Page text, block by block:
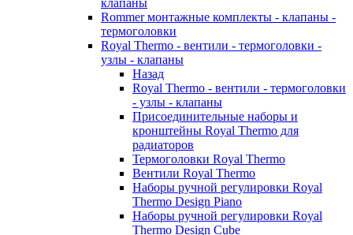
клапаны
Rommer монтажные комплекты - клапаны -
термоголовки
Royal Thermo - вентили - термоголовки -
узлы - клапаны
Назад
Royal Thermo - вентили - термоголовки
- узлы - клапаны
Присоединительные наборы и
кронштейны Royal Thermo для
радиаторов
Термоголовки Royal Thermo
Вентили Royal Thermo
Наборы ручной регулировки Royal
Thermo Design Piano
Наборы ручной регулировки Royal
Thermo Design Cube